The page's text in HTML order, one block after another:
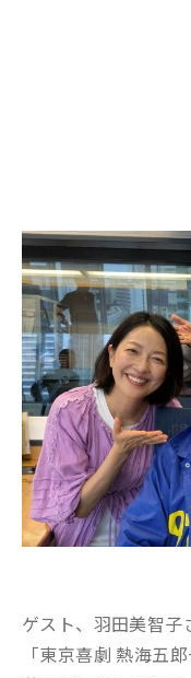
ゲスト、羽田美智子
「東京喜劇 熱海五